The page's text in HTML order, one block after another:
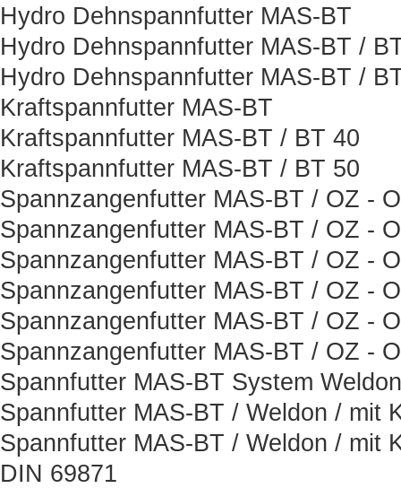
Hydro Dehnspannfutter MAS-BT
Hydro Dehnspannfutter MAS-BT /
Hydro Dehnspannfutter MAS-BT /
Kraftspannfutter MAS-BT
Kraftspannfutter MAS-BT / BT 40
Kraftspannfutter MAS-BT / BT 50
Spannzangenfutter MAS-BT / OZ -
Spannzangenfutter MAS-BT / OZ -
Spannzangenfutter MAS-BT / OZ -
Spannzangenfutter MAS-BT / OZ -
Spannzangenfutter MAS-BT / OZ -
Spannzangenfutter MAS-BT / OZ -
Spannfutter MAS-BT System
Spannfutter MAS-BT / Weldon / mit
Spannfutter MAS-BT / Weldon / mit
DIN 69871